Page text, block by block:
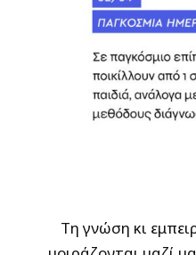
Τη γνώση κι